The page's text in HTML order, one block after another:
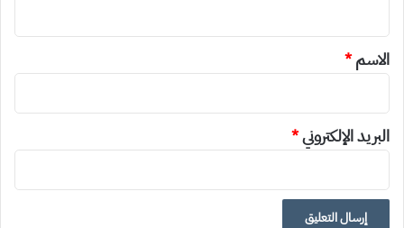
*
الاسم*
البريد الإلكتروني*